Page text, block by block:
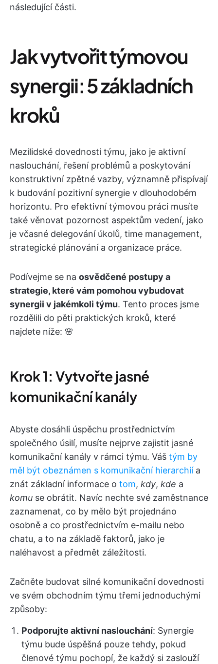
následující části.
Jak vytvořit týmovou
synergii: 5 základních
kroků
Mezilidské dovednosti týmu, jako je aktivní
naslouchání, řešení problémů a poskytování
konstruktivní zpětné vazby, významně přispívají
k budování pozitivní synergie v dlouhodobém
horizontu. Pro efektivní týmovou práci musíte
také věnovat pozornost aspektům vedení, jako
je včasné delegování úkolů, time management,
strategické plánování a organizace práce.
Podívejme se na osvědčené postupy a
strategie, které vám pomohou vybudovat
synergii v jakémkoli týmu. Tento proces jsme
rozdělili do pěti praktických kroků, které
najdete níže: 🌸
Krok 1: Vytvořte jasné
komunikační kanály
Abyste dosáhli úspěchu prostřednictvím
společného úsilí, musíte nejprve zajistit jasné
komunikační kanály v rámci týmu. Váš tým by
měl být obeznámen s komunikační hierarchiía
znát základní informace o tom, kdy, kde a
komu se obrátit. Navíc nechte své zaměstnance
zaznamenat, co by mělo být projednáno
osobně a co prostřednictvím e-mailu nebo
chatu, a to na základě faktorů, jako je
naléhavost a předmět záležitosti.
Začněte budovat silné komunikační dovednosti
ve svém obchodním týmu třemi jednoduchými
způsoby:
Podporujte aktivní naslouchání: Synergie
týmu bude úspěšná pouze tehdy, pokud
členové týmu pochopí, že každý si zaslouží